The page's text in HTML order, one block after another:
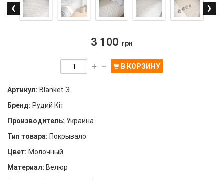
3 100 грн
+ — В КОРЗИНУ
Артикул: Blanket-3
Бренд: Рудий Кіт
Производитель: Украина
Тип товара: Покрывало
Цвет: Молочный
Материал: Велюр